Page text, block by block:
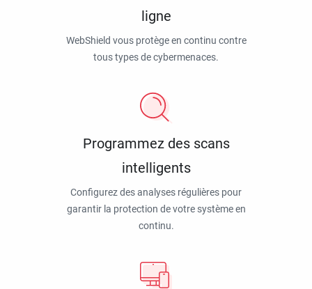
ligne
WebShield vous protège en continu contre
tous types de cybermenaces.
Programmez des scans
intelligents
Configurez des analyses régulières pour
garantir la protection de votre système en
continu.